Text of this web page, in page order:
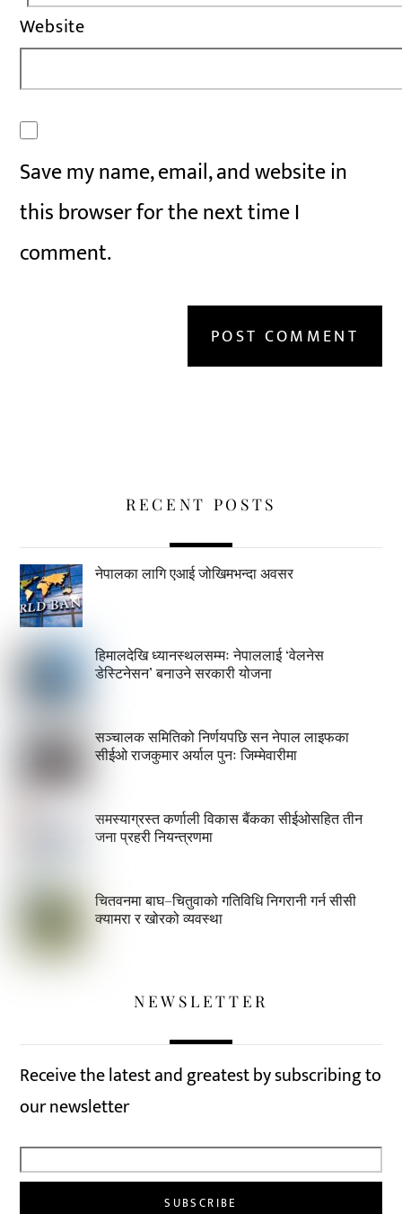
Website
Save my name, email, and website in
this browser for the next time I
comment.
RECENT POSTS
नेपालका लागि एआई जोखिमभन्दा अवसर
हिमालदेखि ध्यानस्थलसम्मः नेपाललाई ‘वेलनेस
डेस्टिनेसन’ बनाउने सरकारी योजना
सञ्चालक समितिको निर्णयपछि सन नेपाल लाइफका
सीईओ राजकुमार अर्याल पुनः जिम्मेवारीमा
समस्याग्रस्त कर्णाली विकास बैंकका सीईओसहित तीन
जना प्रहरी नियन्त्रणमा
चितवनमा बाघ–चितुवाको गतिविधि निगरानी गर्न सीसी
क्यामरा र खोरको व्यवस्था
NEWSLETTER
Receive the latest and greatest by subscribing to
our newsletter